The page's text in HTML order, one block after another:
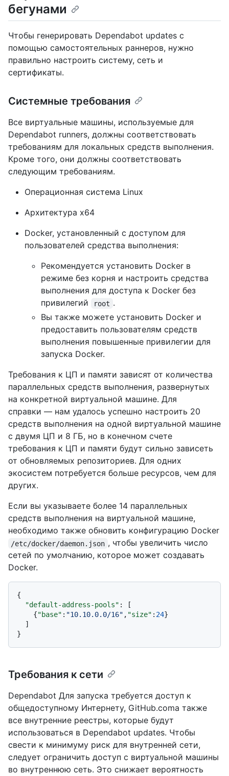
бегунами
Чтобы генерировать Dependabot updates с
помощью самостоятельных раннеров, нужно
правильно настроить систему, сеть и
сертификаты.
Системные требования
Все виртуальные машины, используемые для
Dependabot runners, должны соответствовать
требованиям для локальных средств выполнения.
Кроме того, они должны соответствовать
следующим требованиям.
Операционная система Linux
Архитектура x64
Docker, установленный с доступом для
пользователей средства выполнения:
Рекомендуется установить Docker в
режиме без корня и настроить средства
выполнения для доступа к Docker без
привилегий
root .
Вы также можете установить Docker и
предоставить пользователям средств
выполнения повышенные привилегии для
запуска Docker.
Требования к ЦП и памяти зависят от количества
параллельных средств выполнения, развернутых
на конкретной виртуальной машине. Для
справки — нам удалось успешно настроить 20
средств выполнения на одной виртуальной машине
с двумя ЦП и 8 ГБ, но в конечном счете
требования к ЦП и памяти будут сильно зависеть
от обновляемых репозиториев. Для одних
экосистем потребуется больше ресурсов, чем для
других.
Если вы указываете более 14 параллельных
средств выполнения на виртуальной машине,
необходимо также обновить конфигурацию Docker
/etc/docker/daemon.json , чтобы увеличить число
сетей по умолчанию, которое может создавать
Docker.
{
"default-address-pools" :
[
{"base" : "10.10.0.0/16" , "size" : 24}
]
}
Требования к сети
Dependabot Для запуска требуется доступ к
общедоступному Интернету, GitHub.comа также
все внутренние реестры, которые будут
использоваться в Dependabot updates. Чтобы
свести к минимуму риск для внутренней сети,
следует ограничить доступ с виртуальной машины
во внутреннюю сеть. Это снижает вероятность